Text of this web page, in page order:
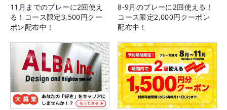
11月までのプレーに2回使え
る！コース限定3,500円クー
ポン配布中！
8-9月のプレーに2回使える！
コース限定2,000円クーポン
配布中！